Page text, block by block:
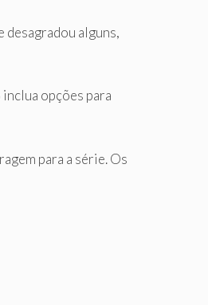
alguns,
opções para
para a série. Os